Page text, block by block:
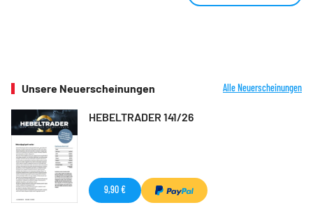
Unsere Neuerscheinungen Alle Neuerscheinungen
HEBELTRADER 141/26
9,90 €